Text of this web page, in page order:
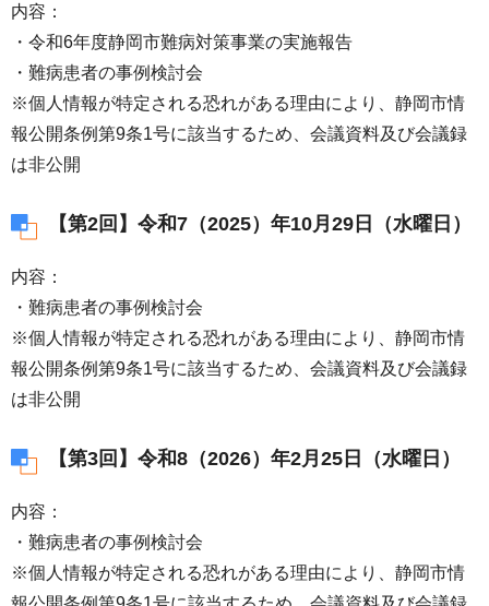
内容：
・令和6年度静岡市難病対策事業の実施報告
・難病患者の事例検討会
※個人情報が特定される恐れがある理由により、静岡市情
報公開条例第9条1号に該当するため、会議資料及び会議録
は非公開
【第2回】令和7（2025）年10月29日（水曜日）
内容：
・難病患者の事例検討会
※個人情報が特定される恐れがある理由により、静岡市情
報公開条例第9条1号に該当するため、会議資料及び会議録
は非公開
【第3回】令和8（2026）年2月25日（水曜日）
内容：
・難病患者の事例検討会
※個人情報が特定される恐れがある理由により、静岡市情